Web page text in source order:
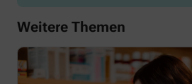
Weitere Themen